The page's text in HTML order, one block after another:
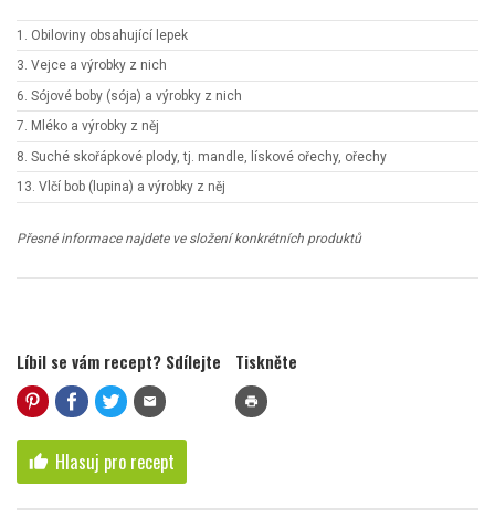
1. Obiloviny obsahující lepek
3. Vejce a výrobky z nich
6. Sójové boby (sója) a výrobky z nich
7. Mléko a výrobky z něj
8. Suché skořápkové plody, tj. mandle, lískové ořechy, ořechy
13. Vlčí bob (lupina) a výrobky z něj
Přesné informace najdete ve složení konkrétních produktů
Líbil se vám recept? Sdílejte
mail
Tiskněte
print
thumb_up Hlasuj pro recept